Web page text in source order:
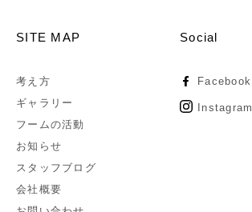
SITE MAP
考え方
ギャラリー
フームの活動
お知らせ
スタッフブログ
会社概要
Social
Facebook
Instagram